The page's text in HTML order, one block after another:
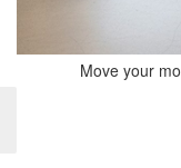
Move your